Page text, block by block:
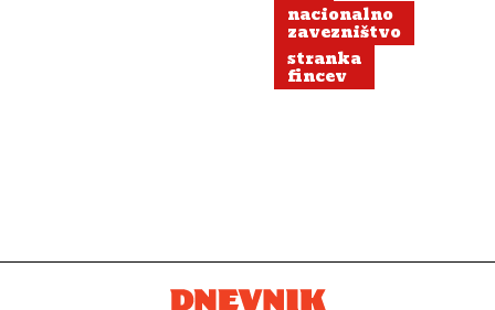
nacionalno
zavezništvo
stranka
fincev